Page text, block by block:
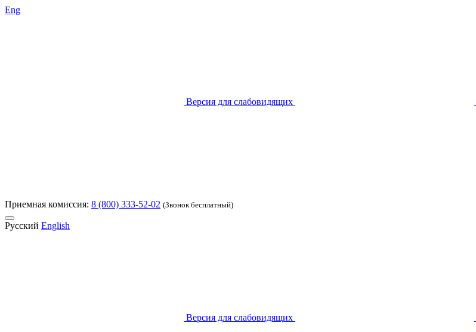
Eng
Версия для слабовидящих
Приемная комиссия: 8 (800) 333-52-02 (Звонок бесплатный)
Русский English
Версия для слабовидящих